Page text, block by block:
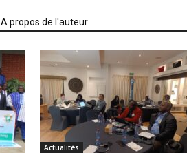
A propos de l'auteur
Actualités